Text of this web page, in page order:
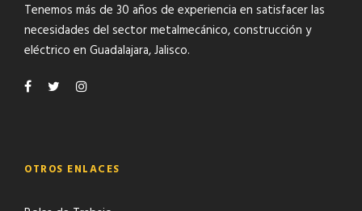
Tenemos más de 30 años de experiencia en satisfacer las
necesidades del sector metalmecánico,construcción y
eléctrico en Guadalajara, Jalisco.
OTROS ENLACES